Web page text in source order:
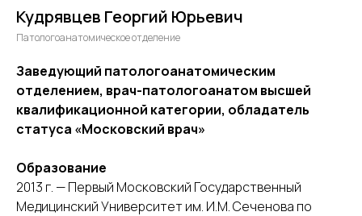
Кудрявцев Георгий Юрьевич
Патологоанатомическое отделение
Заведующий патологоанатомическим
отделением, врач-патологоанатом высшей
квалификационной категории, обладатель
статуса «Московский врач»
Образование
2013 г. — Первый Московский Государственный
Медицинский Университет им. И.М. Сеченова по